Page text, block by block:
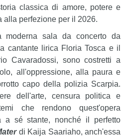
classica di amore, potere e
alla perfezione per il 2026.
moderna sala da concerto da
cantante lirica Floria Tosca e il
Cavaradossi, sono costretti a
all'oppressione, alla paura e
capo della polizia Scarpia.
dell'arte, censura politica e
che rendono quest'opera
a sé stante, nonché il perfetto
di Kaija Saariaho, anch'essa